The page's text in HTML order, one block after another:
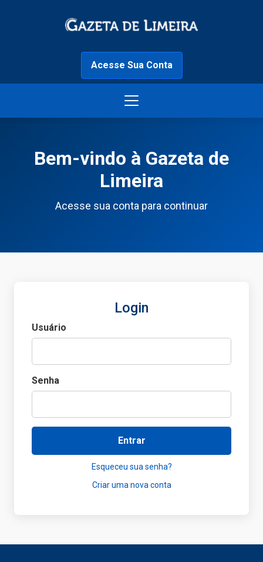
Acesse Sua Conta
Bem-vindo à Gazeta de
Limeira
Acesse sua conta para continuar
Login
Usuário
Senha
Entrar
Esqueceu sua senha?
Criar uma nova conta